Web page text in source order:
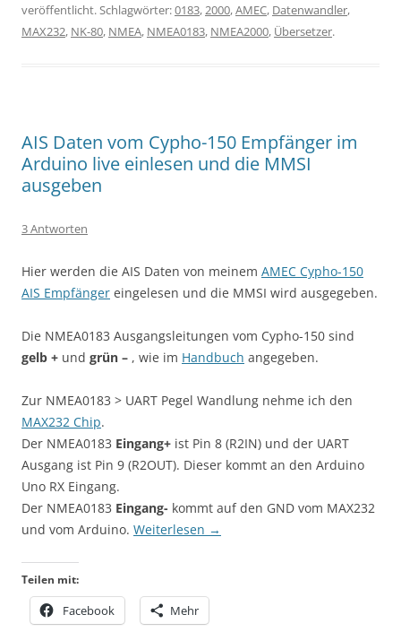
veröffentlicht. Schlagwörter:0183,2000,AMEC, Datenwandler,
MAX232, NK-80, NMEA, NMEA0183, NMEA2000, Übersetzer.
AIS Daten vom Cypho-150 Empfänger im
Arduino live einlesen und die MMSI
ausgeben
3 Antworten
Hier werden die AIS Daten von meinem AMEC Cypho-150
AIS Empfänger eingelesen und die MMSI wird ausgegeben.
Die NMEA0183 Ausgangsleitungen vom Cypho-150 sind
gelb + und grün – , wie im Handbuch angegeben.
Zur NMEA0183 > UART Pegel Wandlung nehme ich den
MAX232 Chip.
Der NMEA0183 Eingang+ ist Pin 8 (R2IN) und der UART
Ausgang ist Pin 9 (R2OUT). Dieser kommt an den Arduino
Uno RX Eingang.
Der NMEA0183 Eingang- kommt auf den GND vom MAX232
und vom Arduino. Weiterlesen →
Teilen mit:
Facebook Mehr